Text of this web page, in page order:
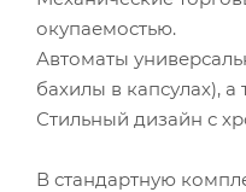
окупаемостью.
Автоматы
бахилы в капсулах),
Стильный дизайн с
В стандартную